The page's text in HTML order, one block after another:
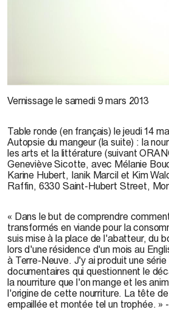
Vernissage le samedi 9 mars 2013
Table ronde (en français) le jeudi 14
Autopsie du mangeur (la suite) : la
les arts et la littérature (suivant
Geneviève Sicotte, avec Mélanie
Karine Hubert, Ianik Marcil et Kim
Raffin, 6330 Saint-Hubert Street,
« Dans le but de comprendre
transformés en viande pour la
suis mise à la place de l'abatteur, du
lors d'une résidence d'un mois au
à Terre-Neuve. J'y ai produit une
documentaires qui questionnent le
la nourriture que l'on mange et les
l'origine de cette nourriture. La tête
empaillée et montée tel un trophée. »